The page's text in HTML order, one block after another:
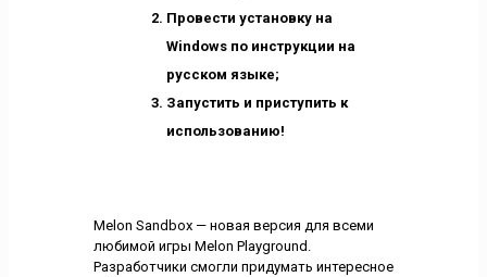
Провести установку на
Windows по инструкции на
русском языке;
Запустить и приступить к
использованию!
Melon Sandbox — новая версия для всеми
любимой игры Melon Playground.
Разработчики смогли придумать интересное